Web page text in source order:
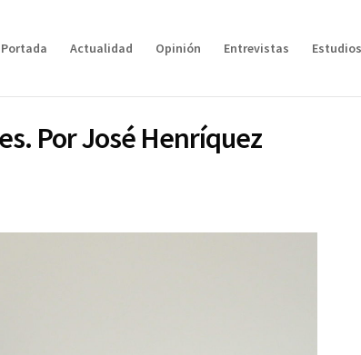
Portada Actualidad Opinión Entrevistas
Por José Henríquez